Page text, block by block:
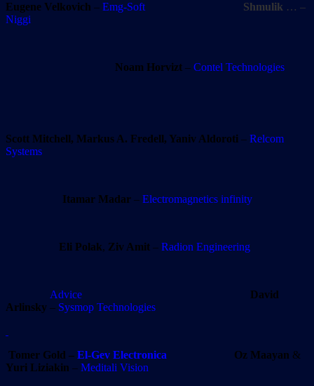
Eugene Velkovich – Emg-Soft Shmulik … –
Niggi
Noam Horvizt – Contel Technologies
Scott Mitchell, Markus A. Fredell, Yaniv Aldoroti – Relcom
Systems
Itamar Madar– Electromagnetics infinity
Eli Polak, Ziv Amit– Radion Engineering
Advice
David
Arlinsky – Sysmop Technologies
Tomer Gold – El-Gev Electronica Oz Maayan &
Yuri Liziakin – Meditali Vision